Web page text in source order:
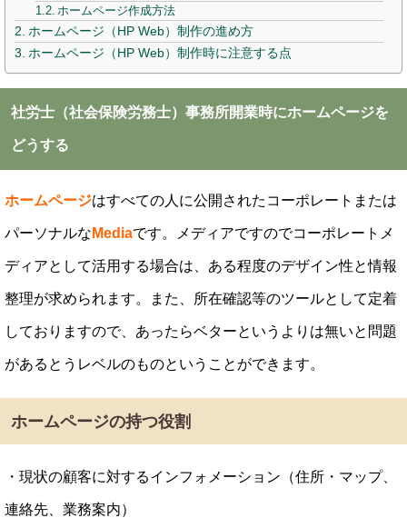
ホームページ作成方法
ホームページ（HP Web）制作の進め方
ホームページ（HP Web）制作時に注意する点
社労士（社会保険労務士）事務所開業時にホームページを
どうする
ホームページはすべての人に公開されたコーポレートまたは
パーソナルな Mediaです。メディアですのでコーポレートメ
ディアとして活用する場合は、ある程度のデザイン性と情報
整理が求められます。また、所在確認等のツールとして定着
しておりますので、あったらベターというよりは無いと問題
があるとうレベルのものということができます。
ホームページの持つ役割
・現状の顧客に対するインフォメーション（住所・マップ、
連絡先、業務案内）